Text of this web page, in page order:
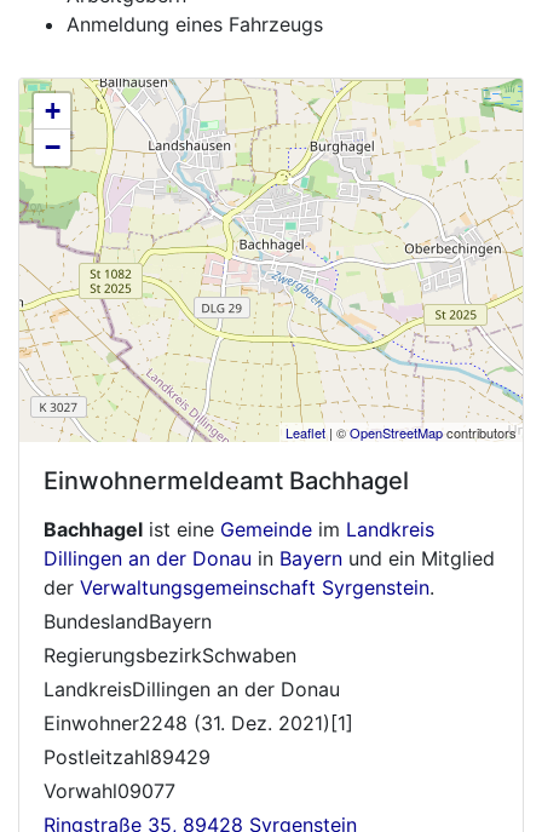
Anmeldung eines Fahrzeugs
+
−
Leaflet| ©OpenStreetMapcontributors
Einwohnermeldeamt Bachhagel
Bachhagel ist eine Gemeinde im Landkreis
Dillingen an der Donau in Bayern und ein Mitglied
der Verwaltungsgemeinschaft Syrgenstein.
BundeslandBayern
RegierungsbezirkSchwaben
LandkreisDillingen an der Donau
Einwohner2248 (31. Dez. 2021)[1]
Postleitzahl89429
Vorwahl09077
Ringstraße 35, 89428 Syrgenstein